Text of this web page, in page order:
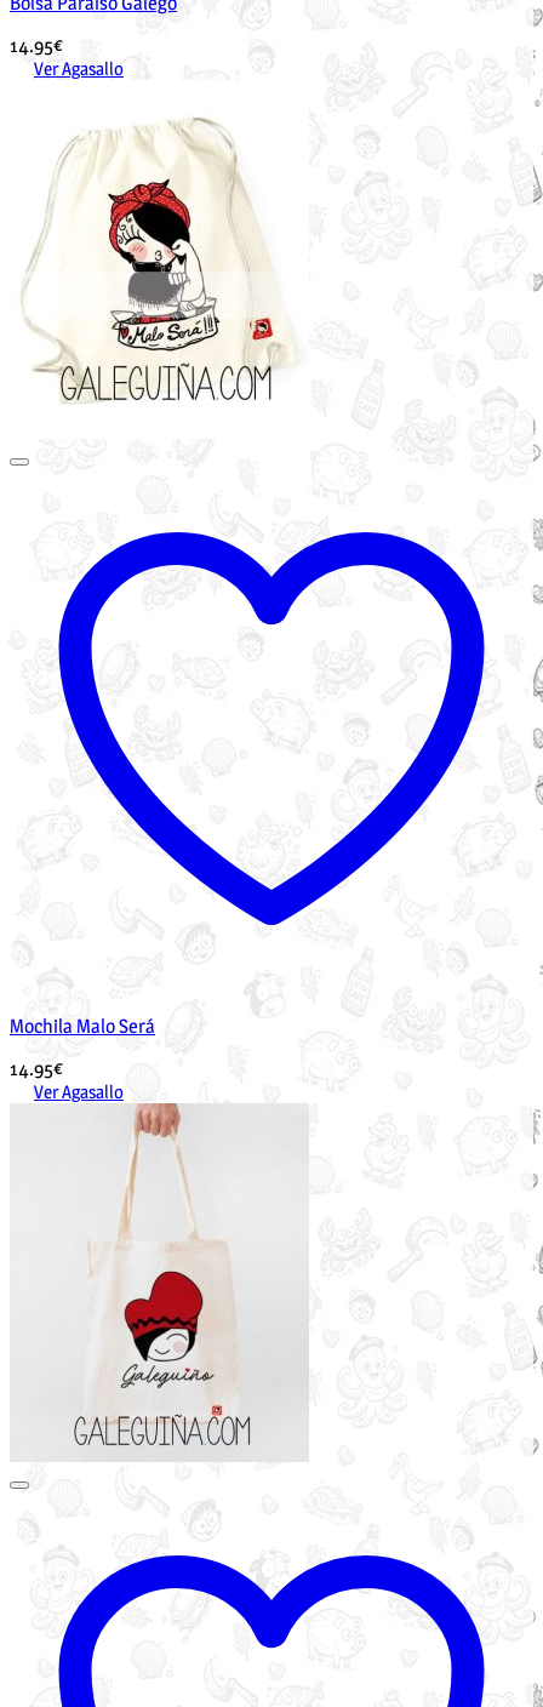
14.95€
Ver Agasallo
Mochila Malo Será
14.95€
Ver Agasallo